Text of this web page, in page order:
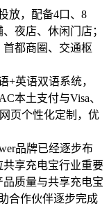
放，配备4口、8
夜店、休闲门店；
都商圈、交通枢
+英语双语系统，
本土支付与Visa、
页个性化定制，优
品牌已经逐步布
享充电宝行业重要
质量与共享充电宝
合作伙伴逐步完成